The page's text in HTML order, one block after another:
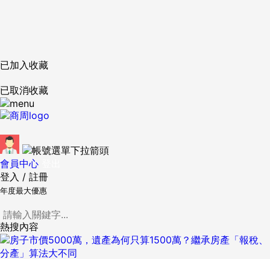
已加入收藏
已取消收藏
會員中心
登入 / 註冊
年度最大優惠
熱搜內容